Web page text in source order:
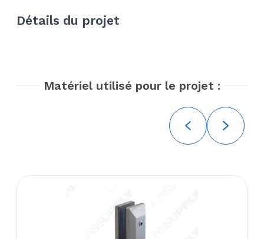
Détails du projet
Matériel utilisé pour le projet :